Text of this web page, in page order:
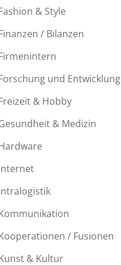
& Style
/ Bilanzen
und Entwicklung
& Hobby
& Medizin
/ Fusionen
& Kultur